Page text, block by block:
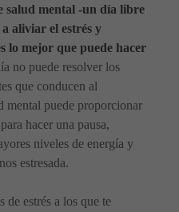
salud mental -un día libre
aliviar el estrés y
lo mejor que puede hacer
no puede resolver los
que conducen al
mental puede proporcionar
hacer una pausa,
niveles de energía y
estresada.
de estrés a los que te